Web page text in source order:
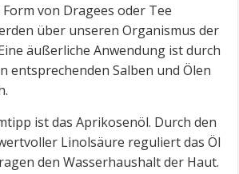
von Dragees oder Tee
über unseren Organismus der
äußerliche Anwendung ist durch
entsprechenden Salben und Ölen
ist das Aprikosenöl. Durch den
Linolsäure reguliert das Öl
den Wasserhaushalt der Haut.